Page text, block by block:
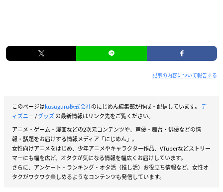
記事の内容について報告する
このページはkusuguru株式会社のにじめん編集部が作成・配信しています。 デ
ィズニー/グッズの最新情報はリンク先をご覧ください。
アニメ・ゲーム・漫画などの2次元コンテンツや、声優・舞台・俳優などの情
報・話題をお届けする情報メディア「にじめん」。
女性向けアニメをはじめ、少年アニメやキャラクター作品、VTuberなどストリー
マーにも幅を広げ、オタクが気になる情報を幅広くお届けしています。
さらに、アンケート・ランキング・オタ活（推し活）お役立ち情報など、女性オ
タクがワクワク楽しめるようなコンテンツも発信しています。